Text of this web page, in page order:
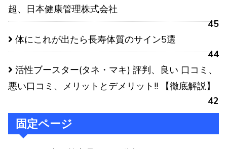
超、日本健康管理株式会社
45
体にこれが出たら長寿体質のサイン5選
44
活性ブースター(タネ・マキ) 評判、良い 口コミ、
悪い口コミ、メリットとデメリット!! 【徹底解説】
42
固定ページ